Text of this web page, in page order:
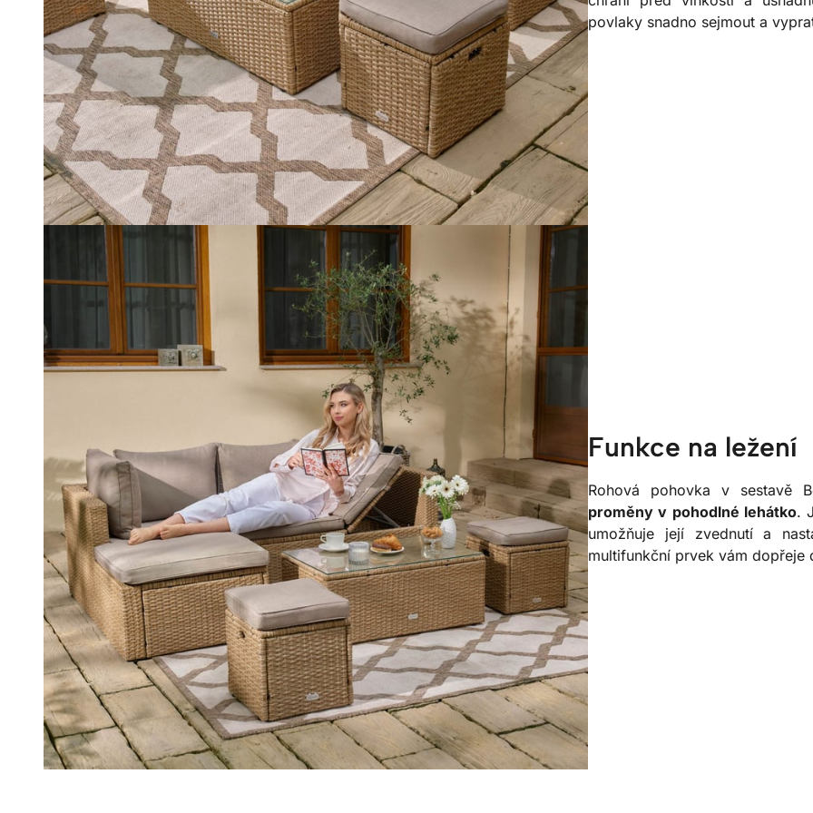
povlaky snadno sejmout a
Funkce na ležení
Rohová pohovka v sestavě
proměny v pohodlné lehátko.
umožňuje její zvednutí a
multifunkční prvek vám